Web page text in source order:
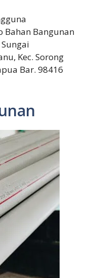
Bahan Bangunan
Sungai
Kec. Sorong
Bar. 98416